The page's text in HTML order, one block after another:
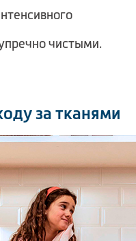
чистыми.
за тканями